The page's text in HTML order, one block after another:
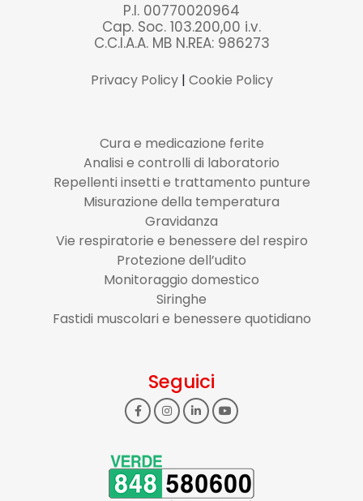
P.I. 00770020964
Cap. Soc. 103.200,00 i.v.
C.C.I.A.A. MB N.REA: 986273
Privacy Policy| Cookie Policy
Cura e medicazione ferite
Analisi e controlli di laboratorio
Repellenti insetti e trattamento punture
Misurazione della temperatura
Gravidanza
Vie respiratorie e benessere del respiro
Protezione dell’udito
Monitoraggio domestico
Siringhe
Fastidi muscolari e benessere quotidiano
Seguici